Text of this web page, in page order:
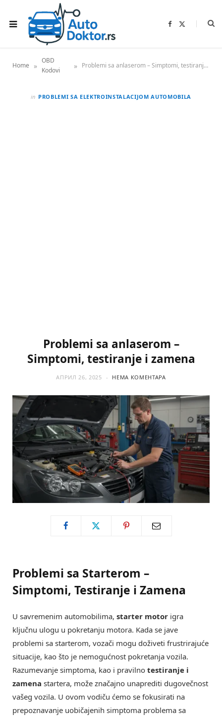
F
k
e
Home »
OBD
Kodovi
» Problemi sa anlaserom – Simptomi, testiranje i zamena
in PROBLEMI SA ELEKTROINSTALACIJOM AUTOMOBILA
Problemi sa anlaserom –
Simptomi, testiranje i zamena
АПРИЛ 26, 2025 НЕМА КОМЕНТАРА
Problemi sa Starterom –
Simptomi, Testiranje i Zamena
U savremenim automobilima, starter motor igra
ključnu ulogu u pokretanju motora. Kada se jave
problemi sa starterom, vozači mogu doživeti frustrirajuće
situacije, kao što je nemogućnost pokretanja vozila.
Razumevanje simptoma, kao i pravilno testiranje i
zamena startera, može značajno unaprediti dugovečnost
vašeg vozila. U ovom vodiču ćemo se fokusirati na
prepoznavanje uobičajenih simptoma problema sa